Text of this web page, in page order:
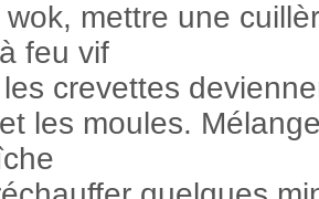
mettre une
feu vif
crevettes
les moules.